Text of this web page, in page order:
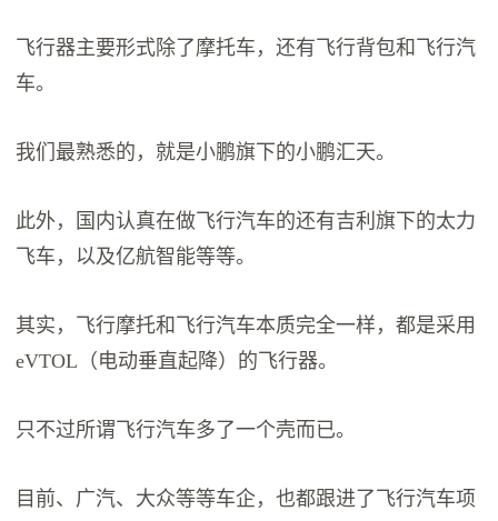
飞行器主要形式除了摩托车，还有飞行背包和飞行汽
车。
我们最熟悉的，就是小鹏旗下的小鹏汇天。
此外，国内认真在做飞行汽车的还有吉利旗下的太力
飞车，以及亿航智能等等。
其实，飞行摩托和飞行汽车本质完全一样，都是采用
eVTOL（电动垂直起降）的飞行器。
只不过所谓飞行汽车多了一个壳而已。
目前、广汽、大众等等车企，也都跟进了飞行汽车项